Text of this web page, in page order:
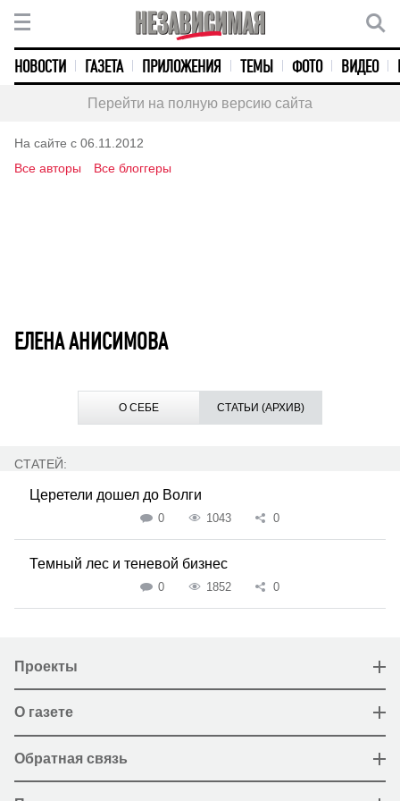
НОВОСТИ ГАЗЕТА ПРИЛОЖЕНИЯ ТЕМЫ ФОТО ВИДЕО
Перейти на полную версию сайта
На сайте с 06.11.2012
Все авторы
Все блоггеры
ЕЛЕНА АНИСИМОВА
О СЕБЕ СТАТЬИ (АРХИВ)
СТАТЕЙ:
Церетели дошел до Волги
0 1043 0
Темный лес и теневой бизнес
0 1852 0
Проекты
О газете
Обратная связь